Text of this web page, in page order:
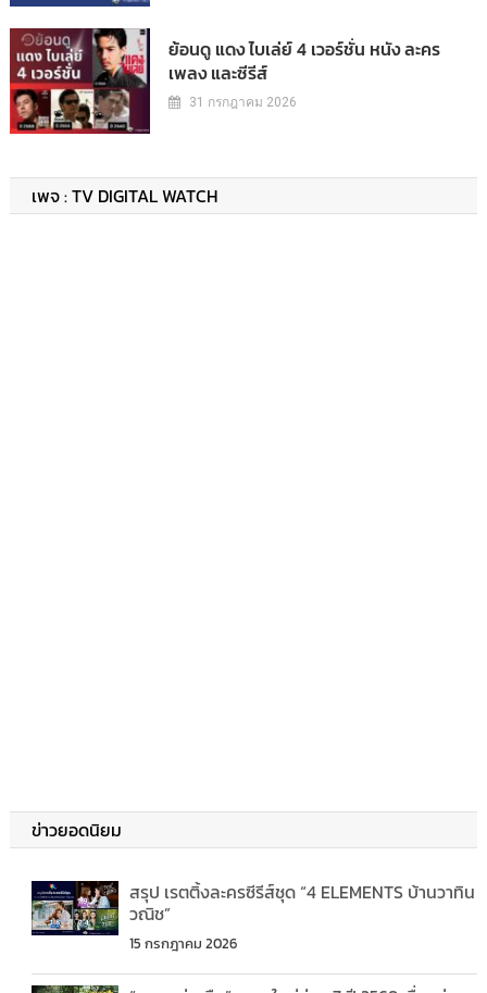
ย้อนดู แดง ไบเล่ย์ 4 เวอร์ชั่น หนัง ละคร
เพลง และซีรีส์
31 กรกฎาคม 2026
เพจ : TV DIGITAL WATCH
ข่าวยอดนิยม
สรุป เรตติ้งละครซีรีส์ชุด “4 ELEMENTS บ้านวาทิน
วณิช”
15 กรกฎาคม 2026